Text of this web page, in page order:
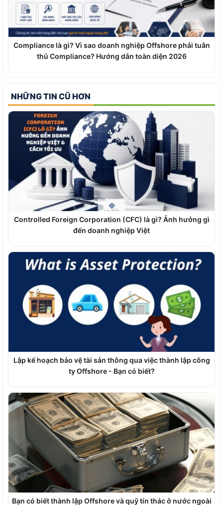
Compliance là gì? Vì sao doanh nghiệp Offshore phải tuân
thủ Compliance? Hướng dẫn toàn diện 2026
NHỮNG TIN CŨ HƠN
Controlled Foreign Corporation (CFC) là gì? Ảnh hưởng gì
đến doanh nghiệp Việt
Lập kế hoạch bảo vệ tài sản thông qua việc thành lập công
ty Offshore - Bạn có biết?
Bạn có biết thành lập Offshore và quỹ tín thác ở nước ngoài